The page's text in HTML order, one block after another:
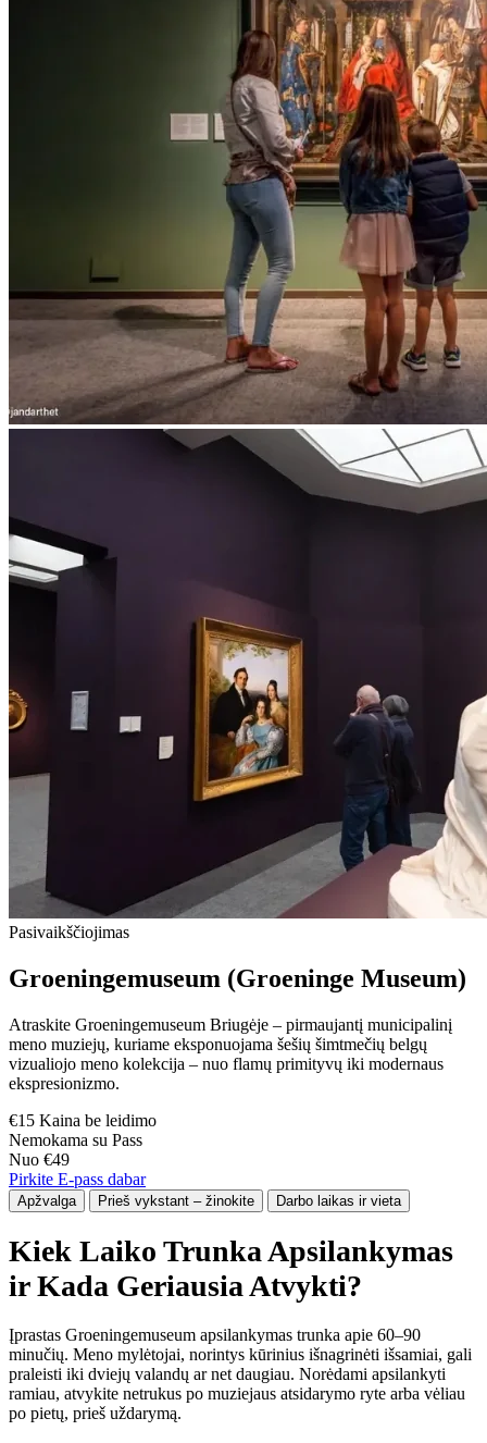
Pasivaikščiojimas
Groeningemuseum (Groeninge Museum)
Atraskite Groeningemuseum Briugėje – pirmaujantį municipalinį
meno muziejų, kuriame eksponuojama šešių šimtmečių belgų
vizualiojo meno kolekcija – nuo flamų primityvų iki modernaus
ekspresionizmo.
€15 Kaina be leidimo
Nemokama su Pass
Nuo €49
Pirkite E-pass dabar
Apžvalga Prieš vykstant – žinokite Darbo laikas ir vieta
Kiek Laiko Trunka Apsilankymas
ir Kada Geriausia Atvykti?
Įprastas Groeningemuseum apsilankymas trunka apie 60–90
minučių. Meno mylėtojai, norintys kūrinius išnagrinėti išsamiai, gali
praleisti iki dviejų valandų ar net daugiau. Norėdami apsilankyti
ramiau, atvykite netrukus po muziejaus atsidarymo ryte arba vėliau
po pietų, prieš uždarymą.